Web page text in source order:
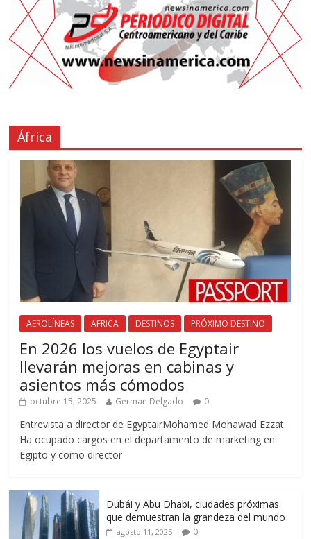
África
AEROLÍNEAS AFRICA DESTINOS PRÓXIMO DESTINO
En 2026 los vuelos de Egyptair
llevarán mejoras en cabinas y
asientos más cómodos
octubre 15, 2025 German Delgado 0
Entrevista a director de EgyptairMohamed Mohawad Ezzat
Ha ocupado cargos en el departamento de marketing en
Egipto y como director
Dubái y Abu Dhabi, ciudades próximas
que demuestran la grandeza del mundo
agosto 11, 2025 0